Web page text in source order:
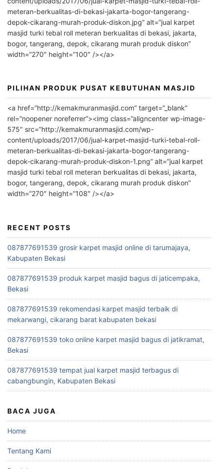
a
t
i
v
meteran-berkualitas-di-bekasi-jakarta-bogor-tangerang-
depok-cikarang-murah-produk-diskon.jpg” alt=”jual karpet
masjid turki tebal roll meteran berkualitas di bekasi, jakarta,
bogor, tangerang, depok, cikarang murah produk diskon”
width=”270″ height=”100″ /></a>
PILIHAN PRODUK PUSAT KEBUTUHAN MASJID
<a href=”http://kemakmuranmasjid.com” target=”_blank”
rel=”noopener noreferrer”><img class=”aligncenter wp-image-
575″ src=”http://kemakmuranmasjid.com/wp-
content/uploads/2017/06/jual-karpet-masjid-turki-tebal-roll-
meteran-berkualitas-di-bekasi-jakarta-bogor-tangerang-
depok-cikarang-murah-produk-diskon-1.png” alt=”jual karpet
masjid turki tebal roll meteran berkualitas di bekasi, jakarta,
bogor, tangerang, depok, cikarang murah produk diskon”
width=”270″ height=”108″ /></a>
RECENT POSTS
087877691539 grosir karpet masjid online di tarumajaya,
Kabupaten Bekasi
087877691539 produk karpet masjid bagus di jaticempaka,
Bekasi
087877691539 rekomendasi karpet masjid terbaik di
mekarwangi, cikarang barat kabupaten bekasi
087877691539 toko online karpet masjid bagus di jatikramat,
Bekasi
087877691539 tempat jual karpet masjid terbagus di
cabangbungin, Kabupaten Bekasi
BACA JUGA
Home
Tentang Kami